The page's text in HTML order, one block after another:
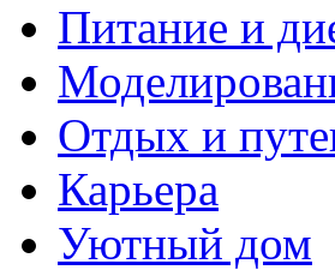
Питание и
Отдых и
Карьера
Уютный дом